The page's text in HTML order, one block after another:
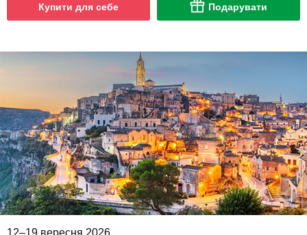
Купити для себе Подарувати